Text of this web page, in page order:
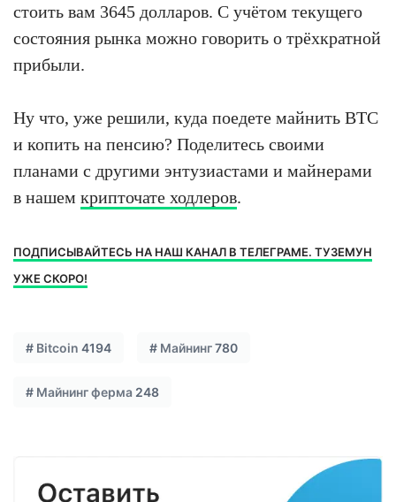
стоить вам 3645 долларов. С учётом текущего
состояния рынка можно говорить о трёхкратной
прибыли.
Ну что, уже решили, куда поедете майнить BTC
и копить на пенсию? Поделитесь своими
планами с другими энтузиастами и майнерами
в нашем крипточате ходлеров.
ПОДПИСЫВАЙТЕСЬ НА НАШ КАНАЛ В ТЕЛЕГРАМЕ. ТУЗЕМУН
УЖЕ СКОРО!
# Bitcoin 4194 # Майнинг780
# Майнинг ферма 248